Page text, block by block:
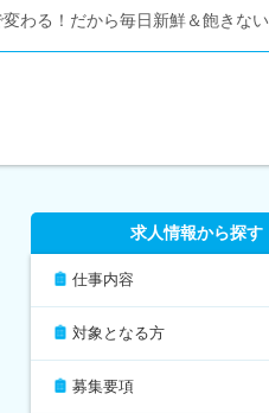
わる！だから毎日新鮮＆飽きない
求人情報から探す
仕事内容
対象となる方
募集要項